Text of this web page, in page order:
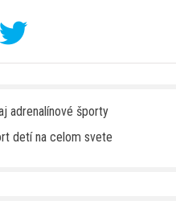
adrenalínové športy
detí na celom svete